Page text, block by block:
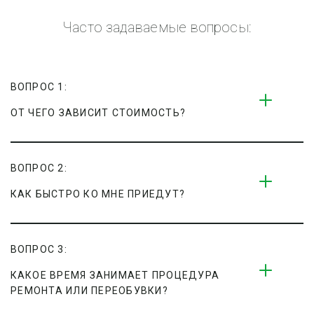
Часто задаваемые вопросы:
ВОПРОС 1:
ОТ ЧЕГО ЗАВИСИТ СТОИМОСТЬ?
ВОПРОС 2:
КАК БЫСТРО КО МНЕ ПРИЕДУТ?
ВОПРОС 3:
КАКОЕ ВРЕМЯ ЗАНИМАЕТ ПРОЦЕДУРА
РЕМОНТА ИЛИ ПЕРЕОБУВКИ?